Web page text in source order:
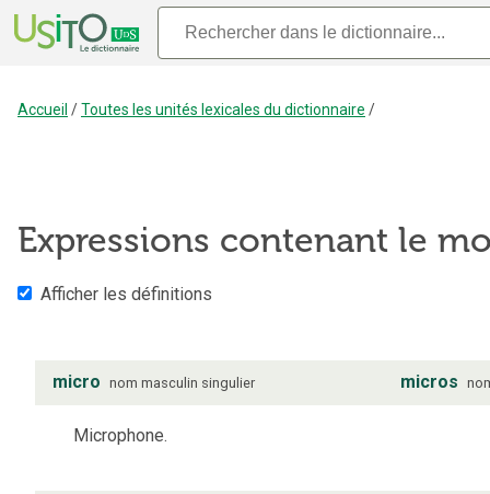
Accueil /Toutes les unités lexicales du dictionnaire /
Expressions contenant le
Afficher les définitions
micro nom masculin singulier micros
Microphone.